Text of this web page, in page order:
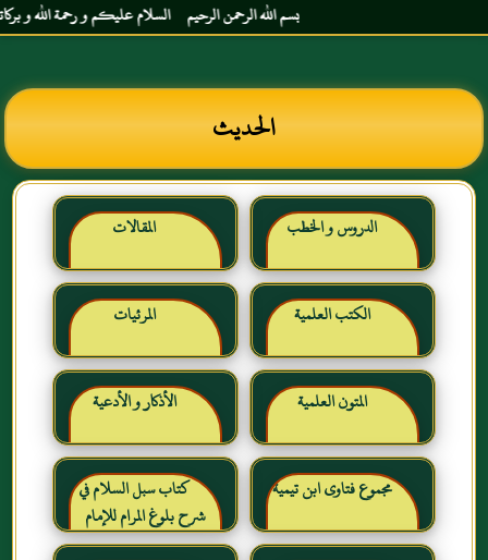
بسم الله الرحمن الرحيم السلام عليكم و رحمة الله و
الحديث
الدروس و الخطب المقالات
الكتب العلمية المرئيات
المتون العلمية الأذكار و الأدعية
مجموع فتاوى ابن تيمية
كتاب سبل السلام في
شرح بلوغ المرام للإمام
الصنعاني رحمه الله